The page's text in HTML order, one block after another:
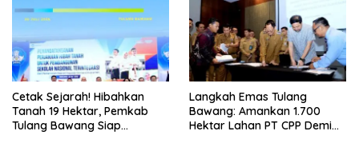
Cetak Sejarah! Hibahkan
Tanah 19 Hektar, Pemkab
Tulang Bawang Siap
Langkah Emas Tulang
Bawang: Amankan 1.700
Hektar Lahan PT CPP Demi